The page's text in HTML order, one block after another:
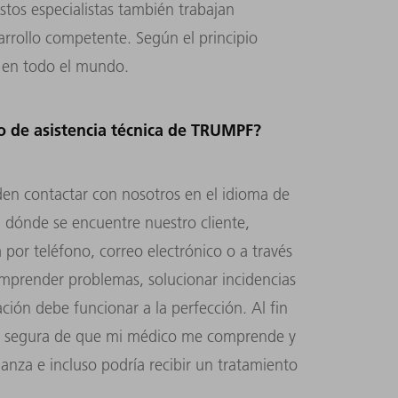
especialistas también trabajan
competente. Según el principio
todo el mundo.
asistencia técnica de TRUMPF?
contactar con nosotros en el idioma de
dónde se encuentre nuestro cliente,
teléfono, correo electrónico o a través
problemas, solucionar incidencias
debe funcionar a la perfección. Al fin
de que mi médico me comprende y
e incluso podría recibir un tratamiento